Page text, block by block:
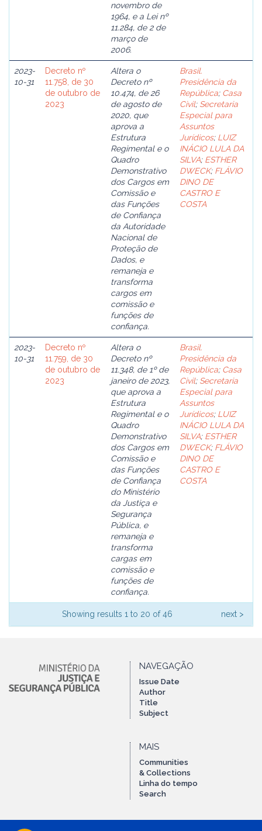
novembro de
1964, e a Lei nº
11.284, de 2 de
março de
2006.
2023-
10-31
Decreto nº
11.758, de 30
de outubro de
2023
Altera o
Decreto nº
10.474, de 26
de agosto de
2020, que
aprova a
Estrutura
Regimental e o
Quadro
Demonstrativo
dos Cargos em
Comissão e
das Funções
de Confiança
da Autoridade
Nacional de
Proteção de
Dados, e
remaneja e
transforma
cargos em
comissão e
funções de
confiança.
Brasil.
Presidência da
República; Casa
Civil; Secretaria
Especial para
Assuntos
Jurídicos; LUIZ
INÁCIO LULA DA
SILVA; ESTHER
DWECK; FLÁVIO
DINO DE
CASTRO E
COSTA
2023-
10-31
Decreto nº
11.759, de 30
de outubro de
2023
Altera o
Decreto nº
11.348, de 1º de
janeiro de 2023,
que aprova a
Estrutura
Regimental e o
Quadro
Demonstrativo
dos Cargos em
Comissão e
das Funções
de Confiança
do Ministério
da Justiça e
Segurança
Pública, e
remaneja e
transforma
cargas em
comissão e
funções de
confiança.
Brasil.
Presidência da
República; Casa
Civil; Secretaria
Especial para
Assuntos
Jurídicos; LUIZ
INÁCIO LULA DA
SILVA; ESTHER
DWECK; FLÁVIO
DINO DE
CASTRO E
COSTA
Showing results 1 to 20 of 46 next >
NAVEGAÇÃO
Issue Date
Author
Title
Subject
MAIS
Communities
& Collections
Linha do tempo
Search